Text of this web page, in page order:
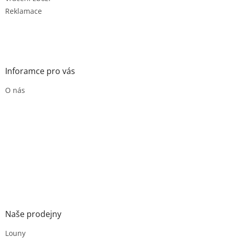
Reklamace
Inforamce pro vás
O nás
Naše prodejny
Louny